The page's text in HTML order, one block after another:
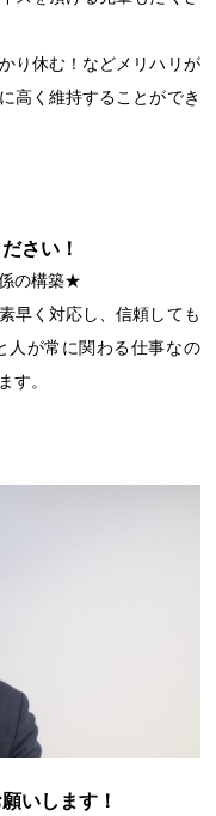
り休む！などメリハリが
高く維持することができ
さい！
の構築★
早く対応し、信頼しても
人が常に関わる仕事なの
す。
いします！